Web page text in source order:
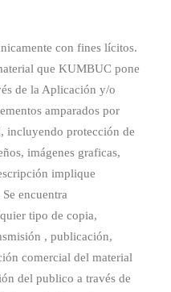
con fines lícitos.
que KUMBUC pone
de la Aplicación y/o
amparados por
incluyendo protección de
imágenes graficas,
implique
encuentra
tipo de copia,
, publicación,
comercial del material
del publico a través de